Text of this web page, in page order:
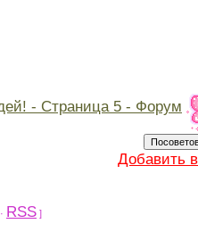
- Страница 5 - Форум
Добавить
RSS ]